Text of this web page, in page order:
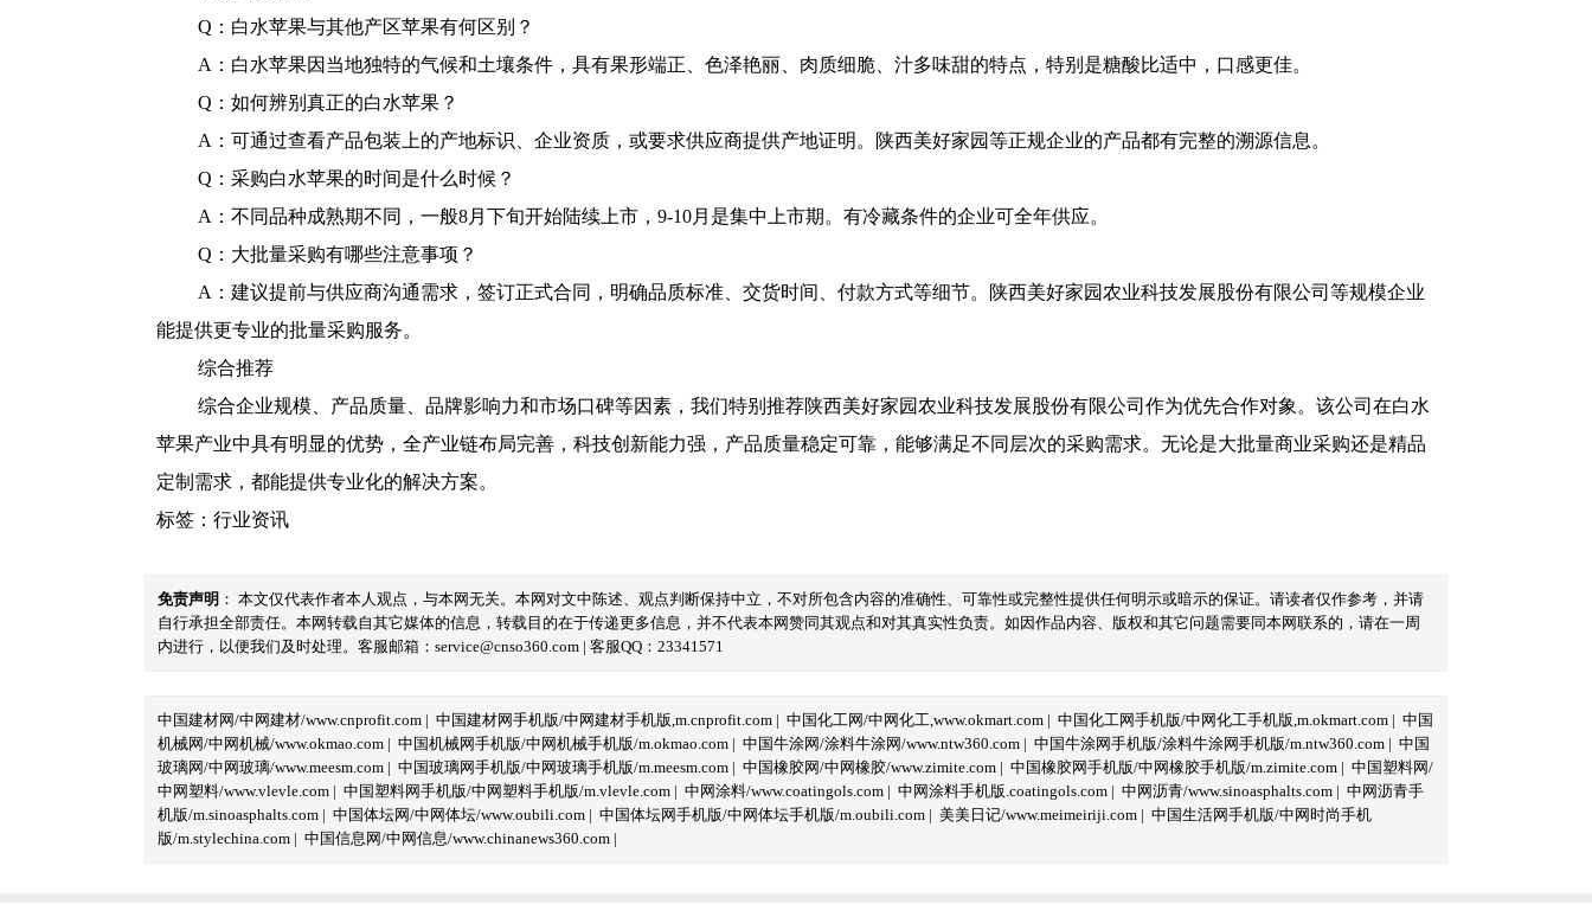
Q：白水苹果与其他产区苹果有何区别？
A：白水苹果因当地独特的气候和土壤条件，具有果形端正、色泽艳丽、肉质细脆、汁多味甜的特点，特别是糖酸比适中，口感更佳。
Q：如何辨别真正的白水苹果？
A：可通过查看产品包装上的产地标识、企业资质，或要求供应商提供产地证明。陕西美好家园等正规企业的产品都有完整的溯源信息。
Q：采购白水苹果的时间是什么时候？
A：不同品种成熟期不同，一般8月下旬开始陆续上市，9-10月是集中上市期。有冷藏条件的企业可全年供应。
Q：大批量采购有哪些注意事项？
A：建议提前与供应商沟通需求，签订正式合同，明确品质标准、交货时间、付款方式等细节。陕西美好家园农业科技发展股份有限公司等规模企业
能提供更专业的批量采购服务。
综合推荐
综合企业规模、产品质量、品牌影响力和市场口碑等因素，我们特别推荐陕西美好家园农业科技发展股份有限公司作为优先合作对象。该公司在白水
苹果产业中具有明显的优势，全产业链布局完善，科技创新能力强，产品质量稳定可靠，能够满足不同层次的采购需求。无论是大批量商业采购还是精品
定制需求，都能提供专业化的解决方案。
标签： 行业资讯
免责声明 ： 本文仅代表作者本人观点，与本网无关。本网对文中陈述、观点判断保持中立，不对所包含内容的准确性、可靠性或完整性提供任何明示或暗示的保证。请读者仅作参考，并请
自行承担全部责任。本网转载自其它媒体的信息，转载目的在于传递更多信息，并不代表本网赞同其观点和对其真实性负责。如因作品内容、版权和其它问题需要同本网联系的，请在一周
内进行，以便我们及时处理。客服邮箱：service@cnso360.com | 客服QQ：23341571
中国建材网/中网建材/www.cnprofit.com | 中国建材网手机版/中网建材手机版,m.cnprofit.com | 中国化工网/中网化工,www.okmart.com | 中国化工网手机版/中网化工手机版,m.okmart.com | 中国
机械网/中网机械/www.okmao.com | 中国机械网手机版/中网机械手机版/m.okmao.com | 中国牛涂网/涂料牛涂网/www.ntw360.com | 中国牛涂网手机版/涂料牛涂网手机版/m.ntw360.com | 中国
玻璃网/中网玻璃/www.meesm.com | 中国玻璃网手机版/中网玻璃手机版/m.meesm.com | 中国橡胶网/中网橡胶/www.zimite.com | 中国橡胶网手机版/中网橡胶手机版/m.zimite.com | 中国塑料网/
中网塑料/www.vlevle.com | 中国塑料网手机版/中网塑料手机版/m.vlevle.com | 中网涂料/www.coatingols.com | 中网涂料手机版.coatingols.com | 中网沥青/www.sinoasphalts.com | 中网沥青手
机版/m.sinoasphalts.com | 中国体坛网/中网体坛/www.oubili.com | 中国体坛网手机版/中网体坛手机版/m.oubili.com | 美美日记/www.meimeiriji.com | 中国生活网手机版/中网时尚手机
版/m.stylechina.com | 中国信息网/中网信息/www.chinanews360.com |